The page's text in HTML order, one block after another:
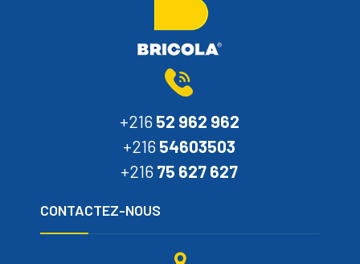
+216 52 962 962
+216 54603503
+216 75 627 627
CONTACTEZ-NOUS